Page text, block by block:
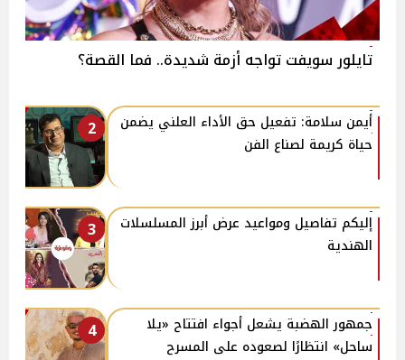
تايلور سويفت تواجه أزمة شديدة.. فما القصة؟
2
أيمن سلامة: تفعيل حق الأداء العلني يضمن
حياة كريمة لصناع الفن
3
إليكم تفاصيل ومواعيد عرض أبرز المسلسلات
الهندية
4
جمهور الهضبة يشعل أجواء افتتاح «يلا
ساحل» انتظارًا لصعوده على المسرح